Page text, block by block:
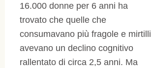
16.000 donne per 6 anni ha
trovato che quelle che
consumavano più fragole e mirtilli
avevano un declino cognitivo
rallentato di circa 2,5 anni. Ma